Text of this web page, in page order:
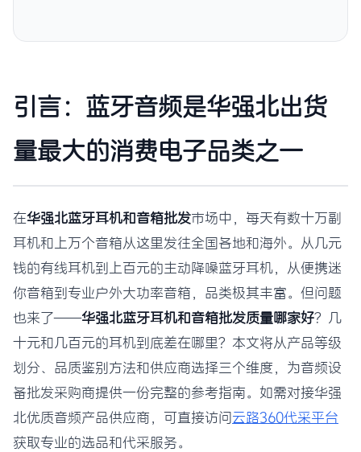
引言：蓝牙音频是华强北出货
量最大的消费电子品类之一
在华强北蓝牙耳机和音箱批发市场中，每天有数十万副
耳机和上万个音箱从这里发往全国各地和海外。从几元
钱的有线耳机到上百元的主动降噪蓝牙耳机，从便携迷
你音箱到专业户外大功率音箱，品类极其丰富。但问题
也来了——华强北蓝牙耳机和音箱批发质量哪家好？几
十元和几百元的耳机到底差在哪里？本文将从产品等级
划分、品质鉴别方法和供应商选择三个维度，为音频设
备批发采购商提供一份完整的参考指南。如需对接华强
北优质音频产品供应商，可直接访问云路360代采平台
获取专业的选品和代采服务。